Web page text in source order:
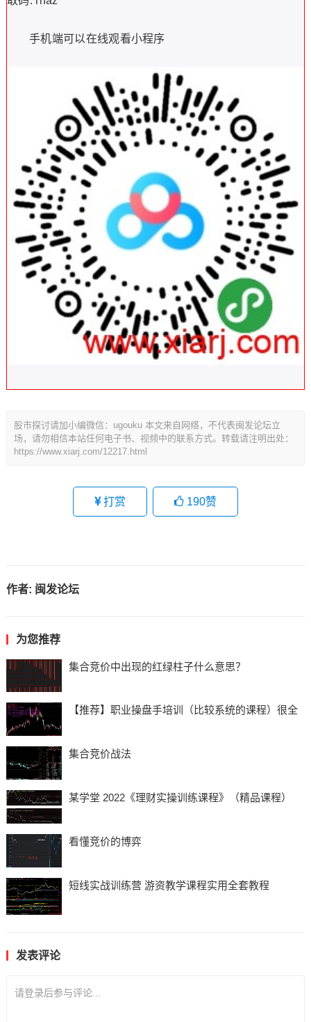
手机端可以在线观看小程序
股市探讨请加小编微信：ugouku 本文来自网络，不代表闽发论坛立
场，请勿相信本站任何电子书、视频中的联系方式。转载请注明出处：
https://www.xiarj.com/12217.html
打赏 190赞
作者: 闽发论坛
为您推荐
集合竞价中出现的红绿柱子什么意思？
【推荐】职业操盘手培训（比较系统的课程）很全
集合竞价战法
某学堂 2022《理财实操训练课程》（精品课程）
看懂竞价的博弈
短线实战训练营 游资教学课程实用全套教程
发表评论
请登录后参与评论...